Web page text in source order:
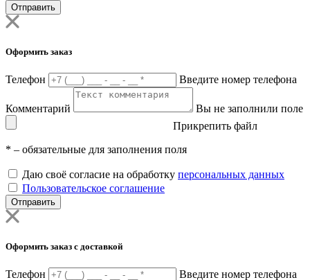
Отправить
Оформить заказ
Телефон Введите номер телефона
Комментарий
Вы не заполнили поле
Прикрепить файл
* – обязательные для заполнения поля
Даю своё согласие на обработку персональных данных
Пользовательское соглашение
Отправить
Оформить заказ с доставкой
Телефон Введите номер телефона